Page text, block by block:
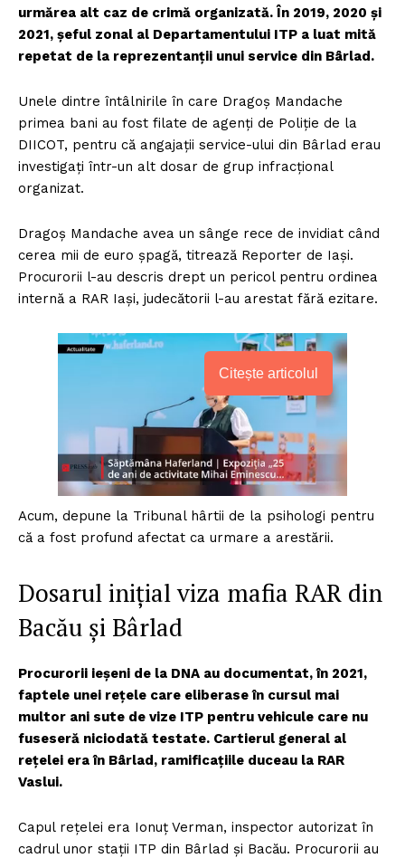
urmărea alt caz de crimă organizată. În 2019, 2020 și
2021, șeful zonal al Departamentului ITP a luat mită
repetat de la reprezentanții unui service din Bârlad.
Unele dintre întâlnirile în care Dragoș Mandache
primea bani au fost filate de agenți de Poliție de la
DIICOT, pentru că angajații service-ului din Bârlad erau
investigați într-un alt dosar de grup infracțional
organizat.
Dragoș Mandache avea un sânge rece de invidiat când
cerea mii de euro șpagă, titrează Reporter de Iași.
Procurorii l-au descris drept un pericol pentru ordinea
internă a RAR Iași, judecătorii l-au arestat fără ezitare.
Citește articolul
Acum, depune la Tribunal hârtii de la psihologi pentru
că a fost profund afectat ca urmare a arestării.
Dosarul inițial viza mafia RAR din
Bacău și Bârlad
Procurorii ieșeni de la DNA au documentat, în 2021,
faptele unei rețele care eliberase în cursul mai
multor ani sute de vize ITP pentru vehicule care nu
fuseseră niciodată testate. Cartierul general al
rețelei era în Bârlad, ramificațiile duceau la RAR
Vaslui.
Capul rețelei era Ionuț Verman, inspector autorizat în
cadrul unor stații ITP din Bârlad și Bacău. Procurorii au